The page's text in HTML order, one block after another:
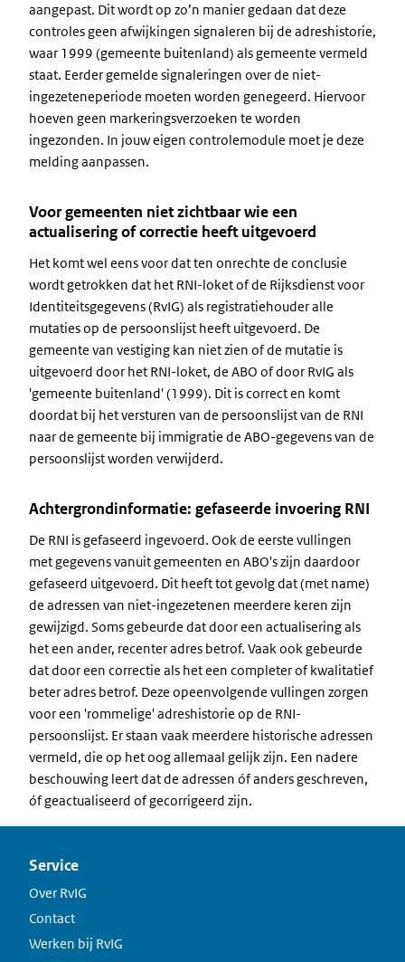
aangepast. Dit wordt op zo’n manier gedaan dat deze
controles geen afwijkingen signaleren bij de adreshistorie,
waar 1999 (gemeente buitenland) als gemeente vermeld
staat. Eerder gemelde signaleringen over de niet-
ingezeteneperiode moeten worden genegeerd. Hiervoor
hoeven geen markeringsverzoeken te worden
ingezonden. In jouw eigen controlemodule moet je deze
melding aanpassen.
Voor gemeenten niet zichtbaar wie een
actualisering of correctie heeft uitgevoerd
Het komt wel eens voor dat ten onrechte de conclusie
wordt getrokken dat het RNI-loket of de Rijksdienst voor
Identiteitsgegevens (RvIG) als registratiehouder alle
mutaties op de persoonslijst heeft uitgevoerd. De
gemeente van vestiging kan niet zien of de mutatie is
uitgevoerd door het RNI-loket, de ABO of door RvIG als
'gemeente buitenland' (1999). Dit is correct en komt
doordat bij het versturen van de persoonslijst van de RNI
naar de gemeente bij immigratie de ABO-gegevens van de
persoonslijst worden verwijderd.
Achtergrondinformatie: gefaseerde invoering RNI
De RNI is gefaseerd ingevoerd. Ook de eerste vullingen
met gegevens vanuit gemeenten en ABO's zijn daardoor
gefaseerd uitgevoerd. Dit heeft tot gevolg dat (met name)
de adressen van niet-ingezetenen meerdere keren zijn
gewijzigd. Soms gebeurde dat door een actualisering als
het een ander, recenter adres betrof. Vaak ook gebeurde
dat door een correctie als het een completer of kwalitatief
beter adres betrof. Deze opeenvolgende vullingen zorgen
voor een 'rommelige' adreshistorie op de RNI-
persoonslijst. Er staan vaak meerdere historische adressen
vermeld, die op het oog allemaal gelijk zijn. Een nadere
beschouwing leert dat de adressen óf anders geschreven,
óf geactualiseerd of gecorrigeerd zijn.
Service
Over RvIG
Contact
Werken bij RvIG